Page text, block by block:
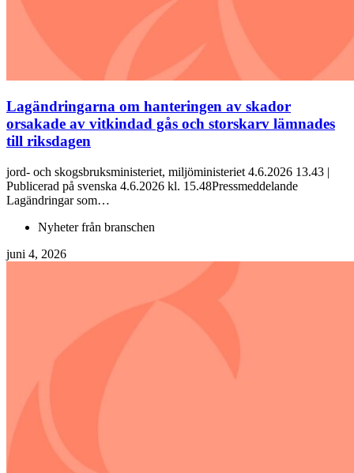
Lagändringarna om hanteringen av skador
orsakade av vitkindad gås och storskarv lämnades
till riksdagen
jord- och skogsbruksministeriet, miljöministeriet 4.6.2026 13.43 |
Publicerad på svenska 4.6.2026 kl. 15.48Pressmeddelande
Lagändringar som…
Nyheter från branschen
juni 4, 2026